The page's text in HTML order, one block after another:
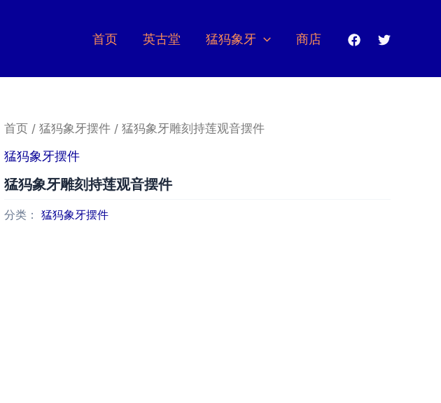
首页 英古堂 猛犸象牙 商店
首页 / 猛犸象牙摆件 / 猛犸象牙雕刻持莲观音摆件
猛犸象牙摆件
猛犸象牙雕刻持莲观音摆件
分类： 猛犸象牙摆件